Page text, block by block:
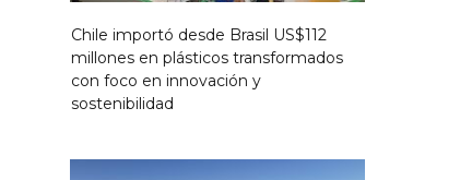
Chile importó desde Brasil US$112
millones en plásticos transformados
con foco en innovación y
sostenibilidad